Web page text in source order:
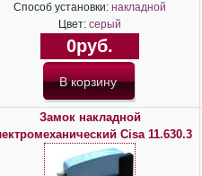
Способ установки: накладной
Цвет: серый
0руб.
Замок накладной
Cisa 11.630.3